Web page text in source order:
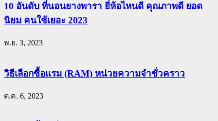
10 อันดับ ที่นอนยางพารา ยี่ห้อไหนดี คุณภาพดี ยอด
นิยม คนใช้เยอะ 2023
พ.ย. 3, 2023
วิธีเลือกซื้อแรม (RAM) หน่วยความจำชั่วคราว
ต.ค. 6, 2023